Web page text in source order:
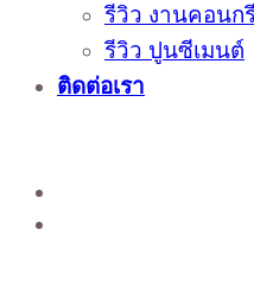
รีวิว งานคอนก
รีวิว ปูนซีเมนต์
ติดต่อเรา